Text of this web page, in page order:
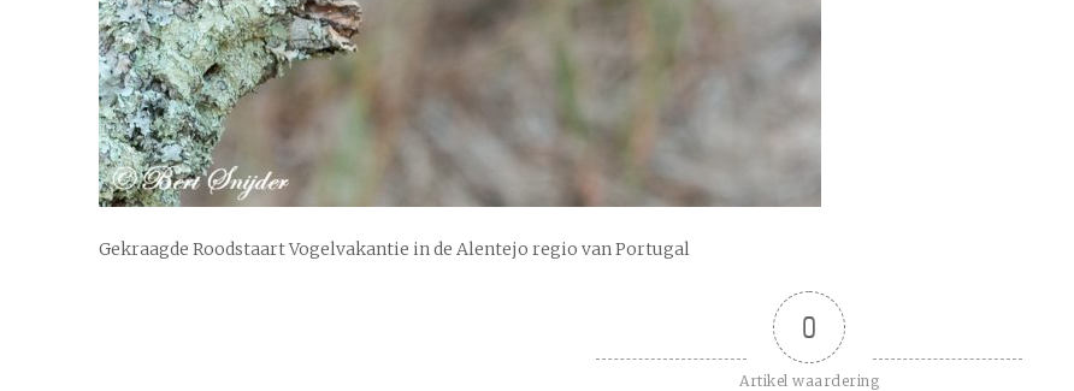
Gekraagde Roodstaart Vogelvakantie in de Alentejo regio van Portugal
0
Artikel waardering